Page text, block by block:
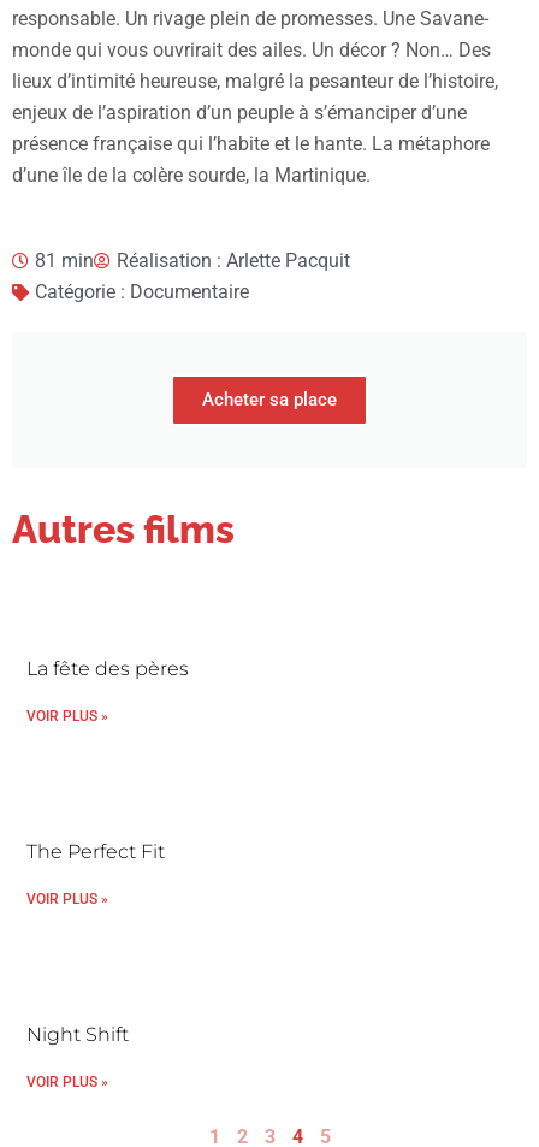
responsable. Un rivage plein de promesses. Une Savane-
monde qui vous ouvrirait des ailes. Un décor ? Non… Des
lieux d’intimité heureuse, malgré la pesanteur de l’histoire,
enjeux de l’aspiration d’un peuple à s’émanciper d’une
présence française qui l’habite et le hante. La métaphore
d’une île de la colère sourde, la Martinique.
81 min
Réalisation : Arlette Pacquit
Catégorie : Documentaire
Acheter sa place
Autres films
La fête des pères
VOIR PLUS »
The Perfect Fit
VOIR PLUS »
Night Shift
VOIR PLUS »
1 2 3 4 5